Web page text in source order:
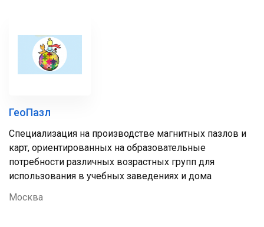
ГеоПазл
Специализация на производстве магнитных пазлов и
карт, ориентированных на образовательные
потребности различных возрастных групп для
использования в учебных заведениях и дома
Москва